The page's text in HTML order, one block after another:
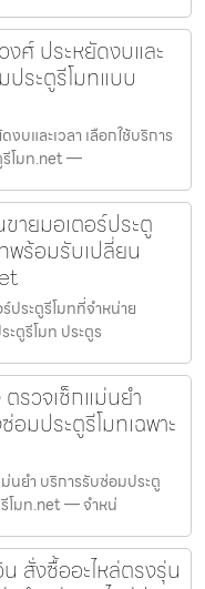
งศ์ ประหยัดงบและ
ประตูรีโมทแบบ
บและเวลา เลือกใช้บริการ
รีโมท.net —
ายมอเตอร์ประตู
พร้อมรับเปลี่ยน
ประตูรีโมทที่จำหน่าย
ตูรีโมท ประตูร
รวจเช็กแม่นยำ
มประตูรีโมทเฉพาะ
นยำ บริการรับซ่อมประตู
รีโมท.net — จำหน่
สั่งซื้ออะไหล่ตรงรุ่น